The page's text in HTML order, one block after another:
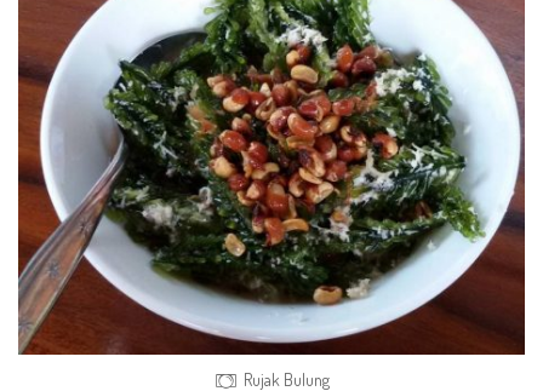
Rujak Bulung